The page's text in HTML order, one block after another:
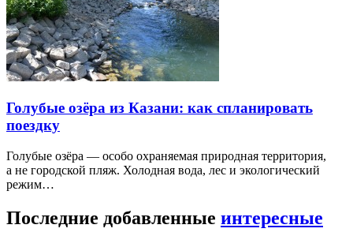
Голубые озёра из Казани: как спланировать
поездку
Голубые озёра — особо охраняемая природная территория,
а не городской пляж. Холодная вода, лес и экологический
режим…
Последние добавленные интересные